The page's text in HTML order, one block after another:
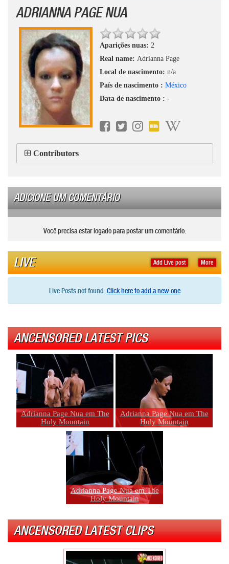
ADRIANNA PAGE NUA
Aparições nuas: 2
Real name: Adrianna Page
Local de nascimento: n/a
País de nascimento : México
Data de nascimento : -
Contributors
ADICIONE UM COMENTÁRIO
Você precisa estar logado para postar um comentário.
More
Add Live post
LIVE
Live Posts not found. Click here to add a new one
ANCENSORED LATEST PICS
Adrianna Page Nua em The
Holy Mountain
Adrianna Page Nua em The
Holy Mountain
Adrianna Page Nua em The
Holy Mountain
ANCENSORED LATEST CLIPS